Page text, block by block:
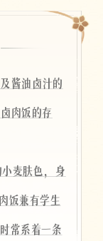
酱油卤汁的
肉饭的存
麦肤色，身
饭兼有学生
常系着一条